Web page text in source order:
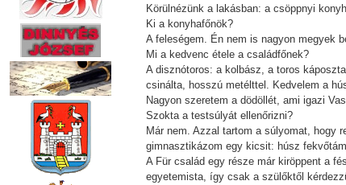
Körülnézünk a lakásban: a csöppnyi
Ki a konyhafőnök?
A feleségem. Én nem is nagyon megyek
Mi a kedvenc étele a családfőnek?
A disznótoros: a kolbász, a toros
csinálta, hosszú metélttel. Kedvelem a
Nagyon szeretem a dödöllét, ami igazi
Szokta a testsúlyát ellenőrizni?
Már nem. Azzal tartom a súlyomat, hogy
gimnasztikázom egy kicsit: húsz
A Für család egy része már kiröppent a
egyetemista, így csak a szülőktől